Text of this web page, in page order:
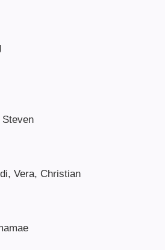
Vera, Christian